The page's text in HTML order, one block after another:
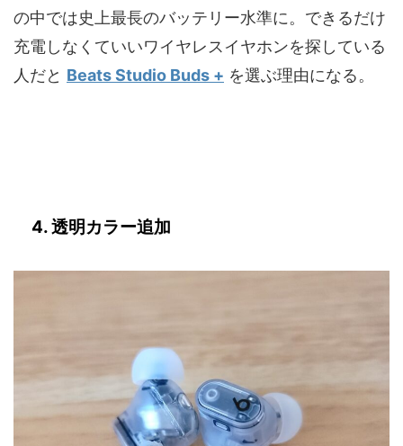
の中では史上最長のバッテリー水準に。できるだけ
充電しなくていいワイヤレスイヤホンを探している
人だと Beats Studio Buds + を選ぶ理由になる。
4. 透明カラー追加